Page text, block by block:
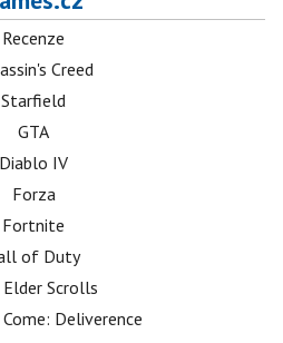
Recenze
Creed
Starfield
GTA
Diablo IV
Forza
Fortnite
of Duty
Scrolls
Deliverence